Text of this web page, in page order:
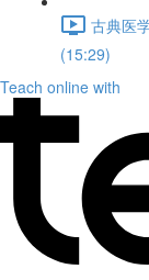
古典医
(15:29)
Teach online with